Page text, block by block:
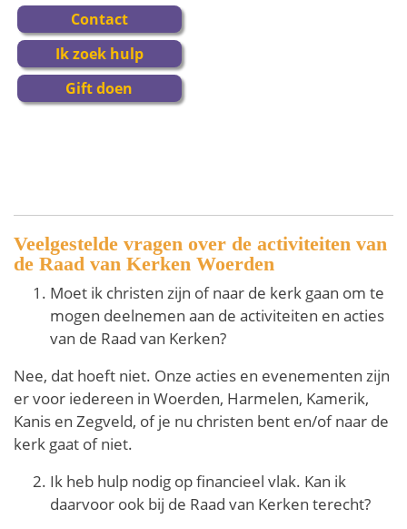
Contact
Ik zoek hulp
Gift doen
Veelgestelde vragen over de activiteiten van
de Raad van Kerken Woerden
Moet ik christen zijn of naar de kerk gaan om te
mogen deelnemen aan de activiteiten en acties
van de Raad van Kerken?
Nee, dat hoeft niet. Onze acties en evenementen zijn
er voor iedereen in Woerden, Harmelen, Kamerik,
Kanis en Zegveld, of je nu christen bent en/of naar de
kerk gaat of niet.
Ik heb hulp nodig op financieel vlak. Kan ik
daarvoor ook bij de Raad van Kerken terecht?